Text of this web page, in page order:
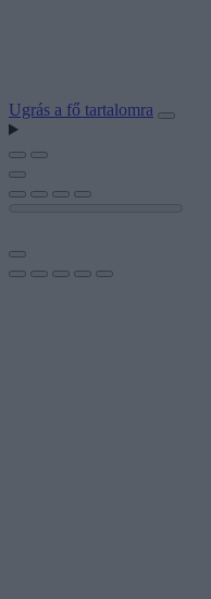
Ugrás a fő tartalomra